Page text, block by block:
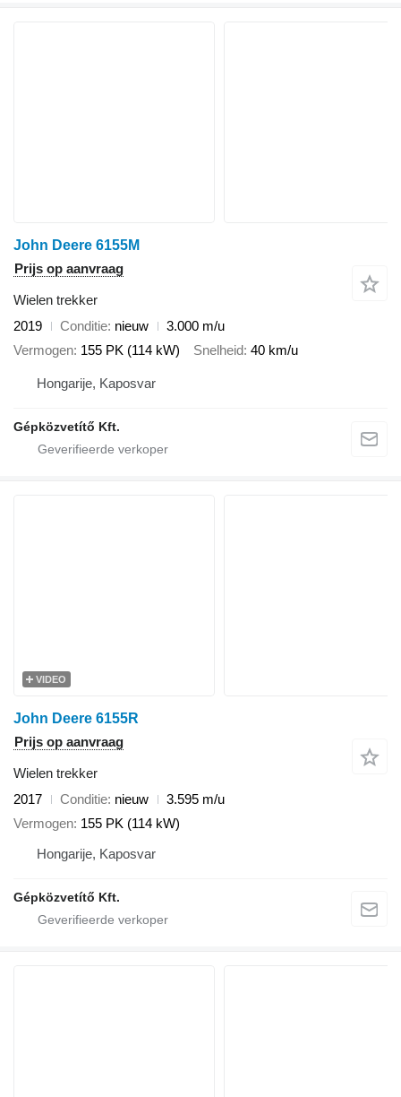
John Deere 6155M
Prijs op aanvraag
Wielen trekker
2019
Conditie nieuw
3.000 m/u
Vermogen 155 PK (114 kW) Snelheid 40 km/u
Hongarije, Kaposvar
Gépközvetítő Kft.
VIDEO
John Deere 6155R
Prijs op aanvraag
Wielen trekker
2017
Conditie nieuw
3.595 m/u
Vermogen 155 PK (114 kW)
Hongarije, Kaposvar
Gépközvetítő Kft.